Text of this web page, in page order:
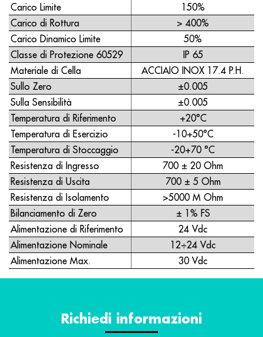
Carico Limite
150%
Carico di Rottura
> 400%
Carico Dinamico Limite
50%
Classe di Protezione 60529
IP 65
Materiale di Cella
ACCIAIO INOX 17.4 P.H.
Sullo Zero
±0.005
Sulla Sensibilità
±0.005
Temperatura di Riferimento
+20°C
Temperatura di Esercizio
-10+50°C
Temperatura di Stoccaggio
-20+70 °C
Resistenza di Ingresso
700 ± 20 Ohm
Resistenza di Uscita
700 ± 5 Ohm
Resistenza di Isolamento
>5000 M Ohm
Bilanciamento di Zero
± 1% FS
Alimentazione di Riferimento
24 Vdc
Alimentazione Nominale
12÷24 Vdc
Alimentazione Max.
30 Vdc
Richiedi informazioni